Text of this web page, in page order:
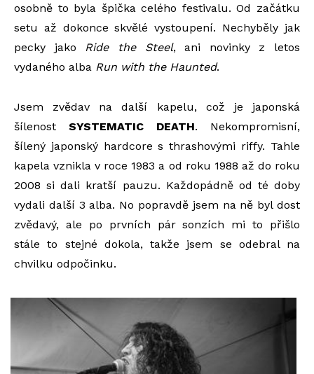
osobně to byla špička celého festivalu. Od začátku
setu až dokonce skvělé vystoupení. Nechyběly jak
pecky jako Ride the Steel, ani novinky z letos
vydaného alba Run with the Haunted.
Jsem zvědav na další kapelu, což je japonská
šílenost SYSTEMATIC DEATH. Nekompromisní,
šílený japonský hardcore s thrashovými riffy. Tahle
kapela vznikla v roce 1983 a od roku 1988 až do roku
2008 si dali kratší pauzu. Každopádně od té doby
vydali další 3 alba. No popravdě jsem na ně byl dost
zvědavý, ale po prvních pár sonzích mi to přišlo
stále to stejné dokola, takže jsem se odebral na
chvilku odpočinku.